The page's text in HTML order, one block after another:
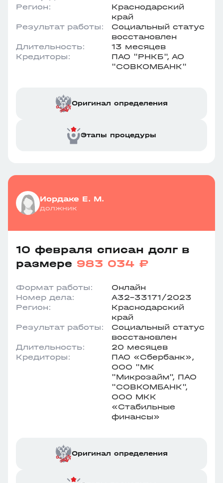
Регион:
Краснодарский
край
Результат работы:
Социальный статус
восстановлен
Длительность:
13 месяцев
Кредиторы:
ПАО "РНКБ", АО
"СОВКОМБАНК"
Оригинал определения
Этапы процедуры
Иордаке Е. М.
должник
10 февраля списан долг в
размере 983 034 ₽
Формат работы:
Онлайн
Номер дела:
А32-33171/2023
Регион:
Краснодарский
край
Результат работы:
Социальный статус
восстановлен
Длительность:
20 месяцев
Кредиторы:
ПАО «Сбербанк»,
ООО "МК
"Микрозайм", ПАО
"СОВКОМБАНК",
ООО МКК
«Стабильные
финансы»
Оригинал определения